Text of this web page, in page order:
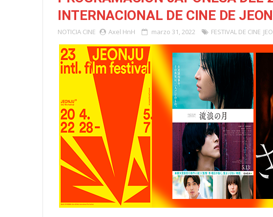
INTERNACIONAL DE CINE DE
NOTICIA CINE Axel HnH marzo 31, 2022 FESTIVAL DE CINE